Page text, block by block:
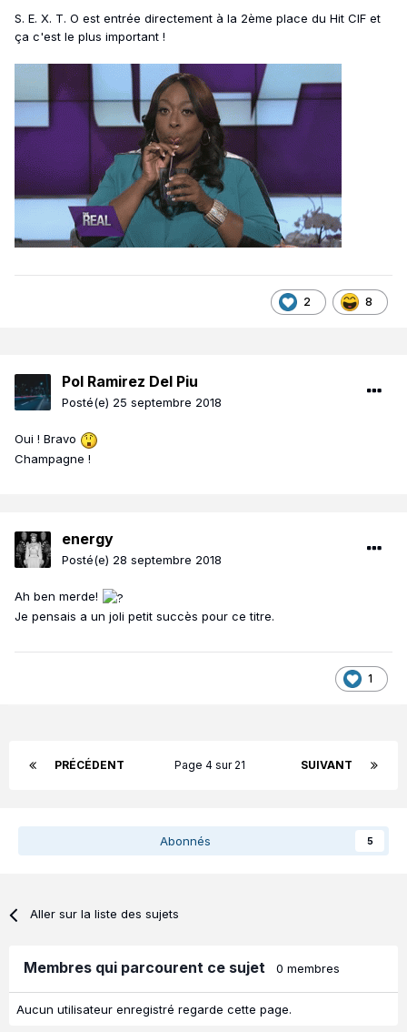
S. E. X. T. O est entrée directement à la 2ème place du Hit CIF et
ça c'est le plus important !
2 8
Pol Ramirez Del Piu
Posté(e) 25 septembre 2018
Oui ! Bravo
Champagne !
energy
Posté(e) 28 septembre 2018
Ah ben merde!
Je pensais a un joli petit succès pour ce titre.
1
PRÉCÉDENT SUIVANT
Page 4 sur 21
Abonnés 5
Aller sur la liste des sujets
Membres qui parcourent ce sujet 0 membres
Aucun utilisateur enregistré regarde cette page.